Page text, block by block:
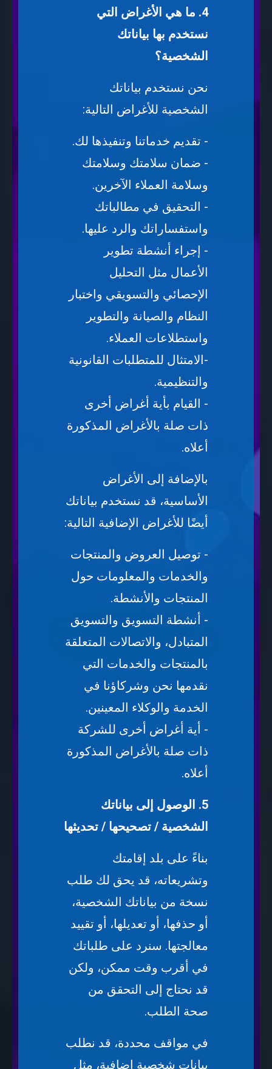
4. ما هي الأغراض التي
نستخدم بها بياناتك
الشخصية؟
نحن نستخدم بياناتك
الشخصية للأغراض التالية:
- تقديم خدماتنا وتنفيذها لك.
- ضمان سلامتك وسلامتك
وسلامة العملاء الآخرين.
- التحقيق في مطالباتك
واستفساراتك والرد عليها.
- إجراء أنشطة تطوير
الأعمال مثل التحليل
الإحصائي والتسويقي واختبار
النظام والصيانة والتطوير
واستطلاعات العملاء.
-الامتثال للمتطلبات القانونية
والتنظيمية.
- القيام بأية أغراض أخرى
ذات صلة بالأغراض المذكورة
أعلاه.
بالإضافة إلى الأغراض
الأساسية، قد نستخدم بياناتك
أيضًا للأغراض الإضافية التالية:
- توصيل العروض والمنتجات
والخدمات والمعلومات حول
المنتجات والأنشطة.
- أنشطة التسويق والتسويق
المتبادل، والاتصالات المتعلقة
بالمنتجات والخدمات التي
نقدمها نحن وشركاؤنا في
الخدمة والوكلاء المعينين.
- أية أغراض أخرى للشركة
ذات صلة بالأغراض المذكورة
أعلاه.
5. الوصول إلى بياناتك
الشخصية / تصحيحها / تحديثها
بناءً على بلد إقامتك
وتشريعاته، قد يحق لك طلب
نسخة من بياناتك الشخصية،
أو حذفها، أو تعديلها، أو تقييد
معالجتها. سنرد على طلباتك
في أقرب وقت ممكن، ولكن
قد نحتاج إلى التحقق من
صحة الطلب.
في مواقف محددة، قد نطلب
بيانات شخصية إضافية، مثل